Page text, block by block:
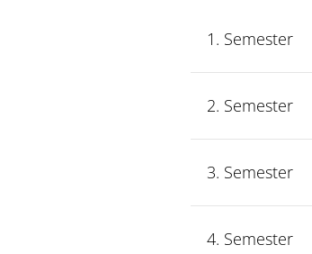
1. Semester
2. Semester
3. Semester
4. Semester